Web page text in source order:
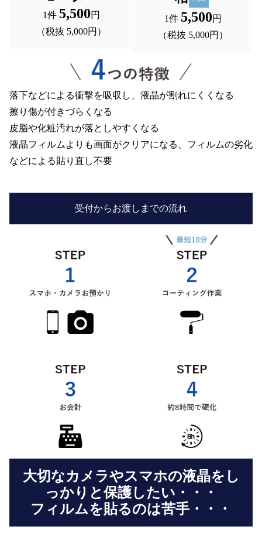
1件 5,500円
（税抜 5,000円）
1件 5,500円
（税抜 5,000円）
落下などによる衝撃を吸収し、液晶が割れにくくなる
擦り傷が付きづらくなる
皮脂や化粧汚れが落としやすくなる
液晶フィルムよりも画面がクリアになる、フィルムの劣化
などによる貼り直し不要
受付からお渡しまでの流れ
大切なカメラやスマホの液晶をし
っかりと保護したい・・・
フィルムを貼るのは苦手・・・